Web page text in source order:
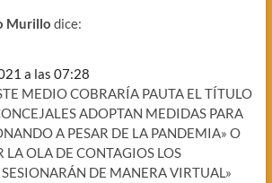
Murillo dice:
a las 07:28
MEDIO COBRARÍA PAUTA EL TÍTULO
ADOPTAN MEDIDAS PARA
A PESAR DE LA PANDEMIA» O
LA OLA DE CONTAGIOS LOS
DE MANERA VIRTUAL»